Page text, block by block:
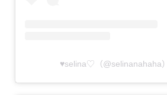
♥selina♡（@selinanahaha